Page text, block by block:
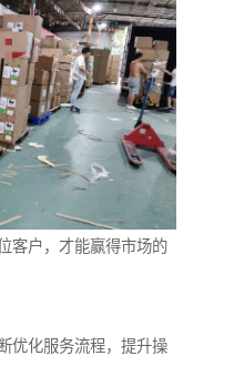
客户，才能赢得市场的
优化服务流程，提升操